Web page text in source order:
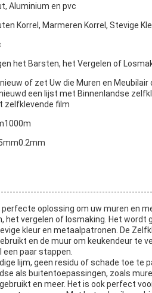
Aluminium en pvc
Korrel, Marmeren Korrel, Stevige
het Barsten, het Vergelen of
of zet Uw die Muren en
een lijst met Binnenlandse
zelfklevende film
perfecte oplossing om uw muren en
vergelen of losmaking. Het wordt
kleur en metaalpatronen. De
en de muur om keukendeur te
een paar stappen.
lijm, geen residu of schade toe te
als buitentoepassingen, zoals
en meer. Het is ook perfect